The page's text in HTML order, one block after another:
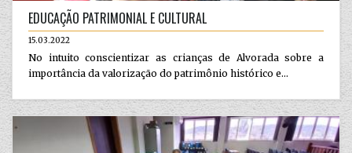
EDUCAÇÃO PATRIMONIAL E CULTURAL
15.03.2022
No intuito conscientizar as crianças de Alvorada sobre a
importância da valorização do patrimônio histórico e...